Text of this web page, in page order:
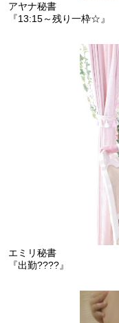
アヤナ秘書
『13:15～残り一枠☆』
エミリ秘書
『出勤????』